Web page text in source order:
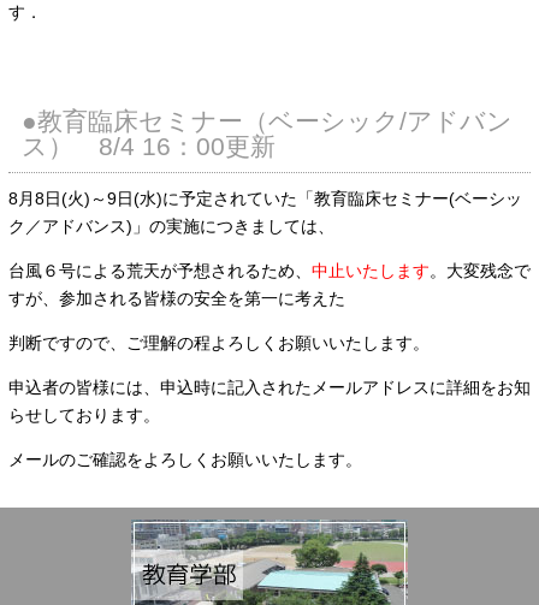
す．
●教育臨床セミナー（ベーシック/アドバン
ス） 8/4 16：00更新
8月8日(火)～9日(水)に予定されていた「教育臨床セミナー(ベーシッ
ク／アドバンス)」の実施につきましては、
台風６号による荒天が予想されるため、 中止いたします。大変残念で
すが、参加される皆様の安全を第一に考えた
判断ですので、 ご理解の程よろしくお願いいたします。
申込者の皆様には、申込時に記入されたメールアドレスに詳細をお知
らせしております。
メールのご確認をよろしくお願いいたします。